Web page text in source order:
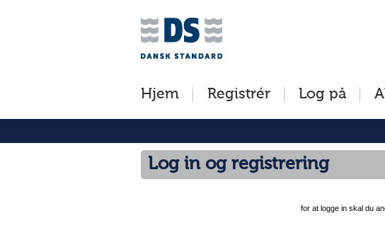
Hjem Registrér Log på
Log in og registrering
for at logge in skal du